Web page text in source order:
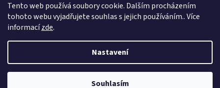
Tento web používá soubory cookie. Dalším procházením
tohoto webu vyjadřujete souhlas s jejich používáním.. Více
informacízde.
Nastavení
Souhlasím
Obchodní podmínky
Podmínky ochrany osobních údajů
Vytvořil Shoptet
WOMS. Všechna práva vyhrazena.